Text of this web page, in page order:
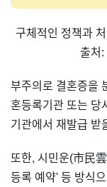
구체적인 정책과
출처:
부주의로 결혼증을
혼등록기관 또는 당
기관에서 재발급 받
또한, 시민운(市民
등록 예약' 등 방식